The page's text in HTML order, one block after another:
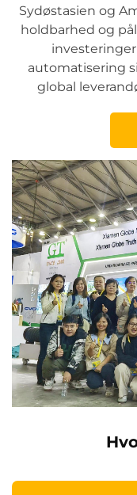
Sydøstasien og
holdbarhed og
automatisering
global